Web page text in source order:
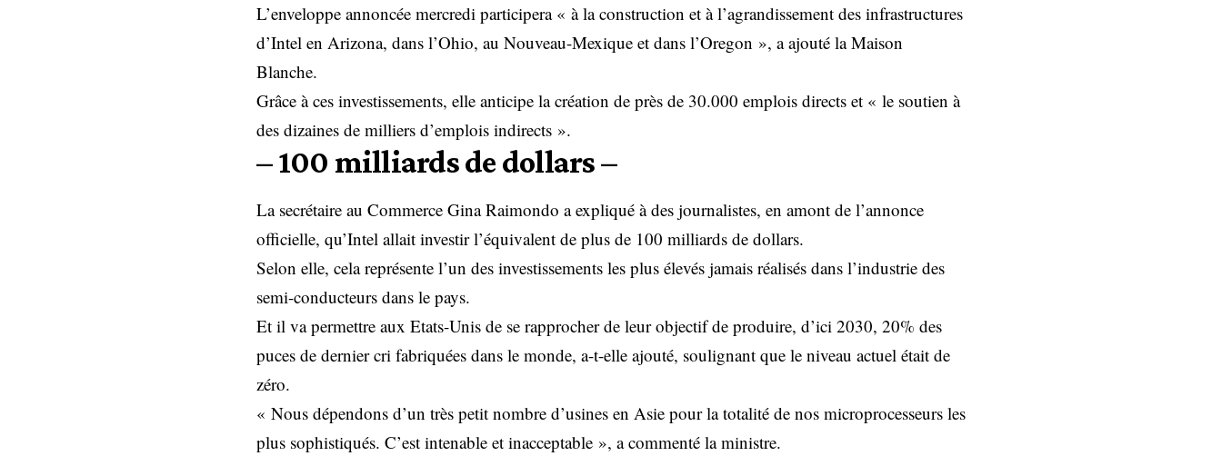
L’enveloppe annoncée mercredi participera « à la construction et à l’agrandissement des infrastructures
d’Intel en Arizona, dans l’Ohio, au Nouveau-Mexique et dans l’Oregon », a ajouté la Maison
Blanche.
Grâce à ces investissements, elle anticipe la création de près de 30.000 emplois directs et « le soutien à
des dizaines de milliers d’emplois indirects ».
– 100 milliards de dollars –
La secrétaire au Commerce Gina Raimondo a expliqué à des journalistes, en amont de l’annonce
officielle, qu’Intel allait investir l’équivalent de plus de 100 milliards de dollars.
Selon elle, cela représente l’un des investissements les plus élevés jamais réalisés dans l’industrie des
semi-conducteurs dans le pays.
Et il va permettre aux Etats-Unis de se rapprocher de leur objectif de produire, d’ici 2030, 20% des
puces de dernier cri fabriquées dans le monde, a-t-elle ajouté, soulignant que le niveau actuel était de
zéro.
« Nous dépendons d’un très petit nombre d’usines en Asie pour la totalité de nos microprocesseurs les
plus sophistiqués. C’est intenable et inacceptable », a commenté la ministre.